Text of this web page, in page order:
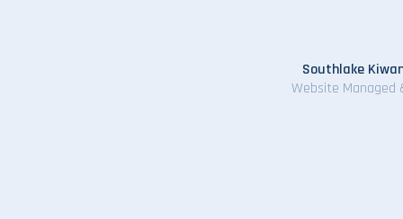
Southlake
Website Managed